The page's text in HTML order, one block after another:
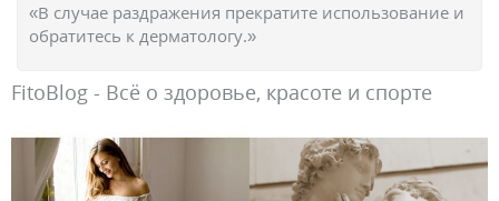
«В случае раздражения прекратите использование и
обратитесь к дерматологу.»
FitoBlog - Всё о здоровье, красоте и спорте